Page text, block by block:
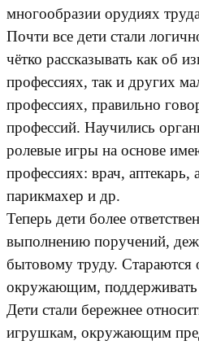
многообразии орудиях
Почти все дети стали
чётко рассказывать как об
профессиях, так и других
профессиях, правильно
профессий. Научились
ролевые игры на основе
профессиях: врач, аптекарь,
парикмахер и др.
Теперь дети более
выполнению поручений,
бытовому труду. Стараются
окружающим, поддерживать
Дети стали бережнее
игрушкам, окружающим